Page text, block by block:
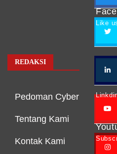
REDAKSI
Pedoman Cyber
Tentang Kami
Kontak Kami
Like